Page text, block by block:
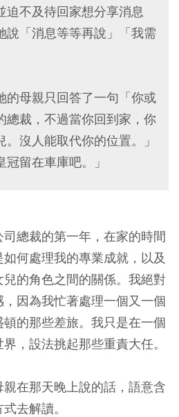
迫不及待回家想分享消息
說「消息等等再說」「我需
的母親只回答了一句「你或
總裁，不過當你回到家，你
沒人能取代你的位置。」
冠留在車庫吧。」
總裁的第一年，在家的時間
何處理我的專業成就，以及
的角色之間的關係。我絕對
因為我忙著處理一個又一個
的那些差旅。我只是在一個
，設法挑起那些重責大任。
在那天晚上說的話，語意含
去解讀。